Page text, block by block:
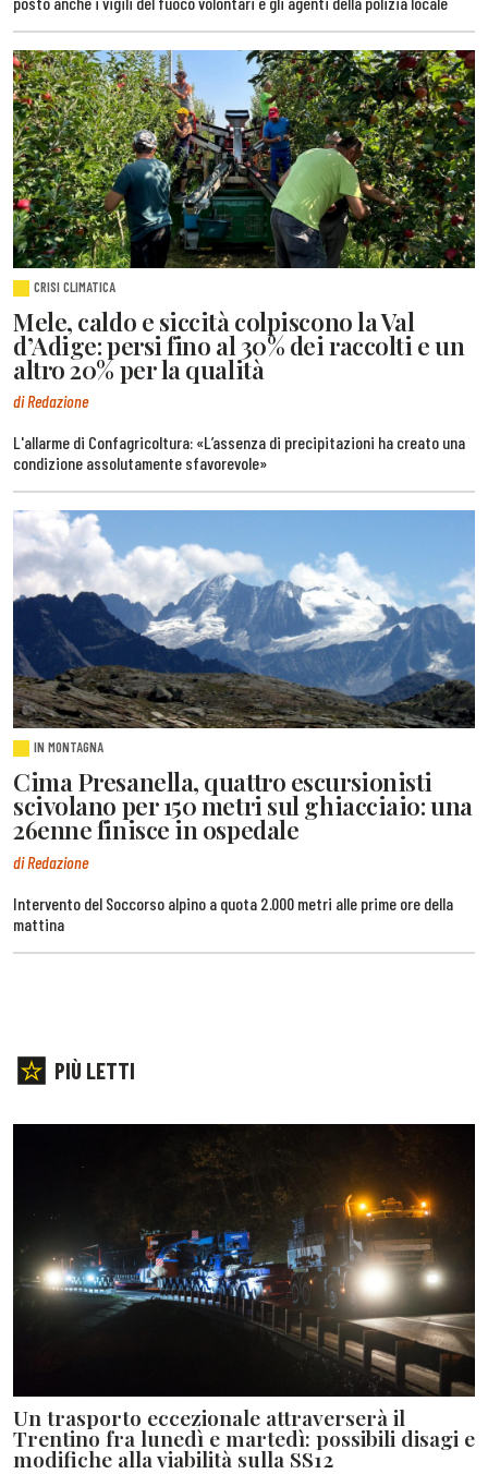
CRISI CLIMATICA
Mele, caldo e siccità colpiscono la Val
d’Adige: persi fino al 30% dei raccolti e un
altro 20% per la qualità
di Redazione
L'allarme di Confagricoltura: «L’assenza di precipitazioni ha creato una
condizione assolutamente sfavorevole»
IN MONTAGNA
Cima Presanella, quattro escursionisti
scivolano per 150 metri sul ghiacciaio: una
26enne finisce in ospedale
di Redazione
Intervento del Soccorso alpino a quota 2.000 metri alle prime ore della
mattina
PIÙ LETTI
Un trasporto eccezionale attraverserà il
Trentino fra lunedì e martedì: possibili disagi e
modifiche alla viabilità sulla SS12